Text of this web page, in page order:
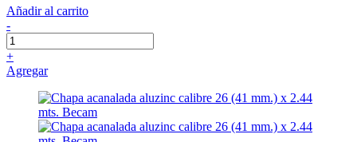
Añadir al carrito
-
+
Agregar